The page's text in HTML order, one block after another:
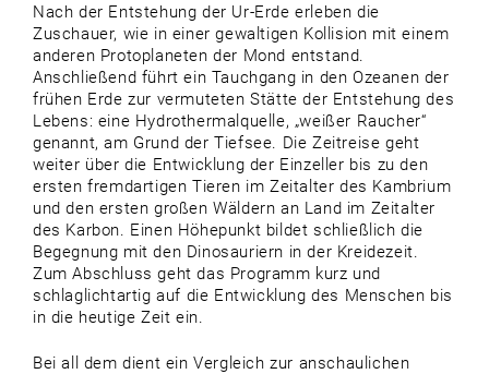
Nach der Entstehung der Ur-Erde erleben die
Zuschauer, wie in einer gewaltigen Kollision mit einem
anderen Protoplaneten der Mond entstand.
Anschließend führt ein Tauchgang in den Ozeanen der
frühen Erde zur vermuteten Stätte der Entstehung des
Lebens: eine Hydrothermalquelle, „weißer Raucher“
genannt, am Grund der Tiefsee. Die Zeitreise geht
weiter über die Entwicklung der Einzeller bis zu den
ersten fremdartigen Tieren im Zeitalter des Kambrium
und den ersten großen Wäldern an Land im Zeitalter
des Karbon. Einen Höhepunkt bildet schließlich die
Begegnung mit den Dinosauriern in der Kreidezeit.
Zum Abschluss geht das Programm kurz und
schlaglichtartig auf die Entwicklung des Menschen bis
in die heutige Zeit ein.
Bei all dem dient ein Vergleich zur anschaulichen